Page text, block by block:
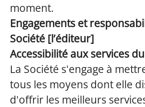
moment.
Engagements et
Société [l’éditeur]
Accessibilité aux services
La Société s'engage à
tous les moyens dont elle
d'offrir les meilleurs